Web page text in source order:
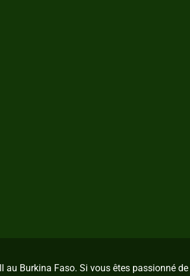
Burkina Faso. Si vous êtes passionné